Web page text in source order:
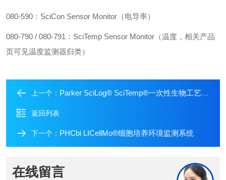
080-590：SciCon Sensor Monitor（电导率）
080-790 / 080-791：SciTemp Sensor Monitor（温度，相关产品
页可见温度监测器归类）
上一个： Parker SciLog® SciTemp®一次性生物工艺温度传感器
返回列表
下一个： PHCbi LICellMo®细胞培养环境监测系统
在线留言